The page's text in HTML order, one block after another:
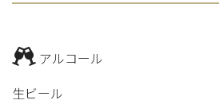
アルコール
生ビール